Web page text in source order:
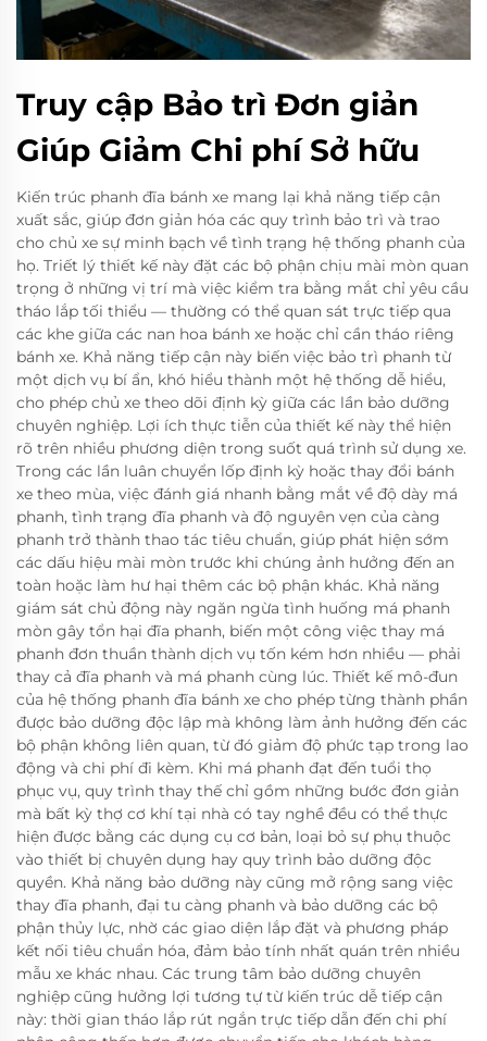
Truy cập Bảo trì Đơn giản
Giúp Giảm Chi phí Sở hữu
Kiến trúc phanh đĩa bánh xe mang lại khả năng tiếp cận
xuất sắc, giúp đơn giản hóa các quy trình bảo trì và trao
cho chủ xe sự minh bạch về tình trạng hệ thống phanh của
họ. Triết lý thiết kế này đặt các bộ phận chịu mài mòn quan
trọng ở những vị trí mà việc kiểm tra bằng mắt chỉ yêu cầu
tháo lắp tối thiểu — thường có thể quan sát trực tiếp qua
các khe giữa các nan hoa bánh xe hoặc chỉ cần tháo riêng
bánh xe. Khả năng tiếp cận này biến việc bảo trì phanh từ
một dịch vụ bí ẩn, khó hiểu thành một hệ thống dễ hiểu,
cho phép chủ xe theo dõi định kỳ giữa các lần bảo dưỡng
chuyên nghiệp. Lợi ích thực tiễn của thiết kế này thể hiện
rõ trên nhiều phương diện trong suốt quá trình sử dụng xe.
Trong các lần luân chuyển lốp định kỳ hoặc thay đổi bánh
xe theo mùa, việc đánh giá nhanh bằng mắt về độ dày má
phanh, tình trạng đĩa phanh và độ nguyên vẹn của càng
phanh trở thành thao tác tiêu chuẩn, giúp phát hiện sớm
các dấu hiệu mài mòn trước khi chúng ảnh hưởng đến an
toàn hoặc làm hư hại thêm các bộ phận khác. Khả năng
giám sát chủ động này ngăn ngừa tình huống má phanh
mòn gây tổn hại đĩa phanh, biến một công việc thay má
phanh đơn thuần thành dịch vụ tốn kém hơn nhiều — phải
thay cả đĩa phanh và má phanh cùng lúc. Thiết kế mô-đun
của hệ thống phanh đĩa bánh xe cho phép từng thành phần
được bảo dưỡng độc lập mà không làm ảnh hưởng đến các
bộ phận không liên quan, từ đó giảm độ phức tạp trong lao
động và chi phí đi kèm. Khi má phanh đạt đến tuổi thọ
phục vụ, quy trình thay thế chỉ gồm những bước đơn giản
mà bất kỳ thợ cơ khí tại nhà có tay nghề đều có thể thực
hiện được bằng các dụng cụ cơ bản, loại bỏ sự phụ thuộc
vào thiết bị chuyên dụng hay quy trình bảo dưỡng độc
quyền. Khả năng bảo dưỡng này cũng mở rộng sang việc
thay đĩa phanh, đại tu càng phanh và bảo dưỡng các bộ
phận thủy lực, nhờ các giao diện lắp đặt và phương pháp
kết nối tiêu chuẩn hóa, đảm bảo tính nhất quán trên nhiều
mẫu xe khác nhau. Các trung tâm bảo dưỡng chuyên
nghiệp cũng hưởng lợi tương tự từ kiến trúc dễ tiếp cận
này: thời gian tháo lắp rút ngắn trực tiếp dẫn đến chi phí